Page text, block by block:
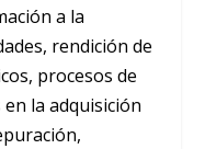
a la
rendición de
procesos de
la adquisición